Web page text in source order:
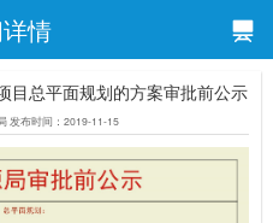
情
目总平面规划的方案审批前公示
发布时间：2019-11-15